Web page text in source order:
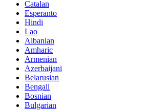
Catalan
Esperanto
Hindi
Lao
Albanian
Amharic
Armenian
Azerbaijani
Belarusian
Bengali
Bosnian
Bulgarian